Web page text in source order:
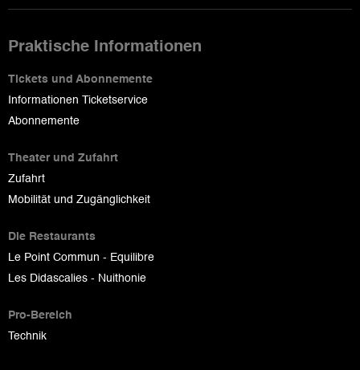
Praktische Informationen
Tickets und Abonnemente
Informationen Ticketservice
Abonnemente
Theater und Zufahrt
Zufahrt
Mobilität und Zugänglichkeit
Die Restaurants
Le Point Commun - Equilibre
Les Didascalies - Nuithonie
Pro-Bereich
Technik